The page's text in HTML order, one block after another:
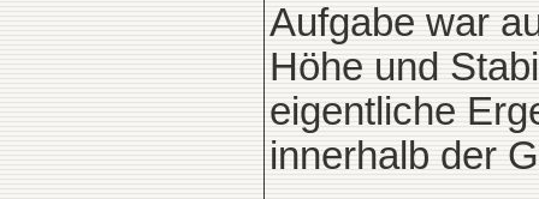
Aufgabe war
Höhe und
eigentliche
innerhalb der